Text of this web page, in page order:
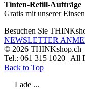
Tinten-Refill-Aufträge
Gratis mit unserer
Besuchen Sie
NEWSLETTER
© 2026
Tel.: 061 315 1020 | All
Back to Top
Lade ...